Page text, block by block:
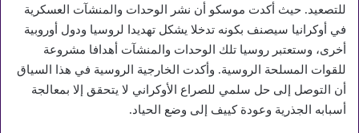
للتصعيد. حيث أكدت موسكو أن نشر الوحدات والمنشآت العسكرية
في أوكرانيا سيصنف بكونه تدخلا يشكل تهديدا لروسيا ودول أوروبية
أخرى، وستعتبر روسيا تلك الوحدات والمنشآت أهدافا مشروعة
للقوات المسلحة الروسية. وأكدت الخارجية الروسية في هذا السياق
أن التوصل إلى حل سلمي للصراع الأوكراني لا يتحقق إلا بمعالجة
أسبابه الجذرية وعودة كييف إلى وضع الحياد.